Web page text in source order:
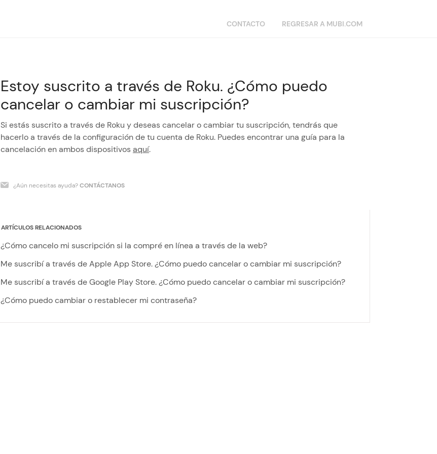
CONTACTO REGRESAR A MUBI.COM
Estoy suscrito a través de Roku. ¿Cómo puedo
cancelar o cambiar mi suscripción?
Si estás suscrito a través de Roku y deseas cancelar o cambiar tu suscripción, tendrás que
hacerlo a través de la configuración de tu cuenta de Roku. Puedes encontrar una guía para la
cancelación en ambos dispositivosaquí.
¿Aún necesitas ayuda?CONTÁCTANOS
ARTÍCULOS RELACIONADOS
¿Cómo cancelo mi suscripción si la compré en línea a través de la web?
Me suscribí a través de Apple App Store. ¿Cómo puedo cancelar o cambiar mi suscripción?
Me suscribí a través de Google Play Store. ¿Cómo puedo cancelar o cambiar mi suscripción?
¿Cómo puedo cambiar o restablecer mi contraseña?